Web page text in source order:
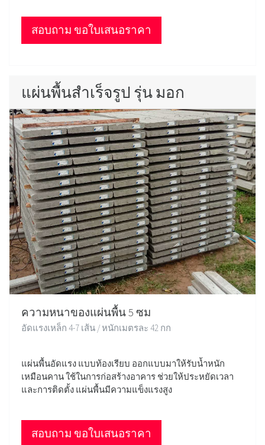
สอบถาม ขอใบเสนอราคา
แผ่นพื้นสำเร็จรูป รุ่น มอก
ความหนาของแผ่นพื้น 5 ซม
อัดแรงเหล็ก 4-7 เส้น / หนักเมตรละ 42 กก
แผ่นพื้นอัดแรง แบบท้องเรียบ ออกแบบมาให้รับน้ำหนัก
เหมือนคาน ใช้ในการก่อสร้างอาคาร ช่วยให้ประหยัดเวลา
และการติดตั้ง แผ่นพื้นมีความแข็งแรงสูง
สอบถาม ขอใบเสนอราคา